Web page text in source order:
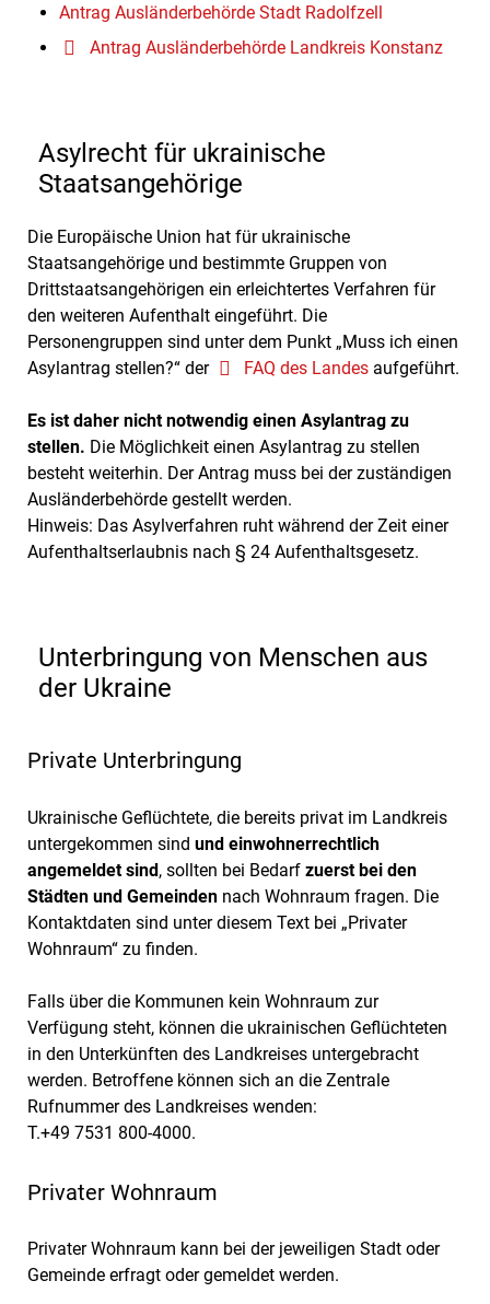
Antrag Ausländerbehörde Stadt Radolfzell
Antrag Ausländerbehörde Landkreis Konstanz
Asylrecht für ukrainische
Staatsangehörige
Die Europäische Union hat für ukrainische
Staatsangehörige und bestimmte Gruppen von
Drittstaatsangehörigen ein erleichtertes Verfahren für
den weiteren Aufenthalt eingeführt. Die
Personengruppen sind unter dem Punkt „Muss ich einen
Asylantrag stellen?“ der
FAQ des Landes aufgeführt.
Es ist daher nicht notwendig einen Asylantrag zu
stellen. Die Möglichkeit einen Asylantrag zu stellen
besteht weiterhin. Der Antrag muss bei der zuständigen
Ausländerbehörde gestellt werden.
Hinweis: Das Asylverfahren ruht während der Zeit einer
Aufenthaltserlaubnis nach § 24 Aufenthaltsgesetz.
Unterbringung von Menschen aus
der Ukraine
Private Unterbringung
Ukrainische Geflüchtete, die bereits privat im Landkreis
untergekommen sind und einwohnerrechtlich
angemeldet sind, sollten bei Bedarf zuerst bei den
Städten und Gemeinden nach Wohnraum fragen. Die
Kontaktdaten sind unter diesem Text bei „Privater
Wohnraum“ zu finden.
Falls über die Kommunen kein Wohnraum zur
Verfügung steht, können die ukrainischen Geflüchteten
in den Unterkünften des Landkreises untergebracht
werden. Betroffene können sich an die Zentrale
Rufnummer des Landkreises wenden:
T.+49 7531 800-4000.
Privater Wohnraum
Privater Wohnraum kann bei der jeweiligen Stadt oder
Gemeinde erfragt oder gemeldet werden.